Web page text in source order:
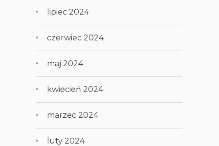
lipiec 2024
czerwiec 2024
maj 2024
kwiecień 2024
marzec 2024
luty 2024